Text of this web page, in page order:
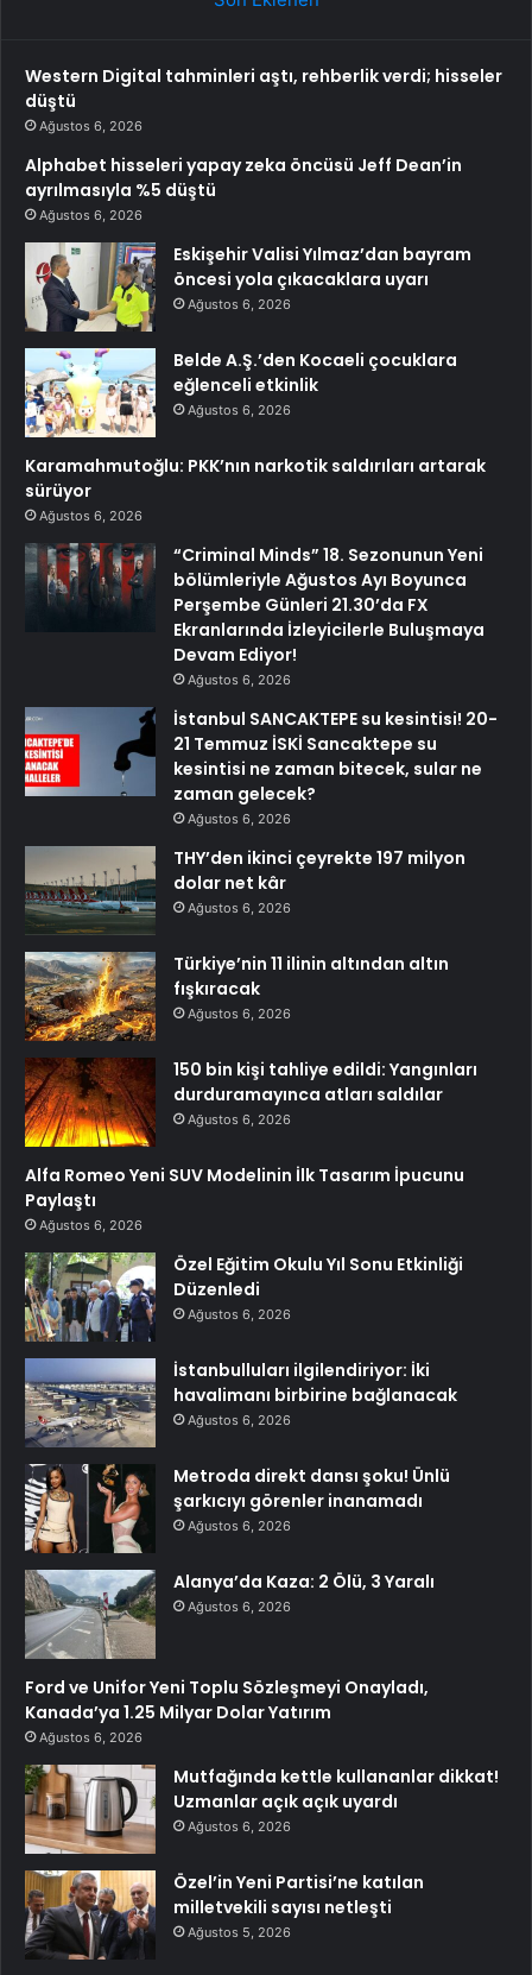
Western Digital tahminleri aştı, rehberlik verdi; hisseler
düştü
Ağustos 6, 2026
Alphabet hisseleri yapay zeka öncüsü Jeff Dean’in
ayrılmasıyla %5 düştü
Ağustos 6, 2026
Eskişehir Valisi Yılmaz’dan bayram
öncesi yola çıkacaklara uyarı
Ağustos 6, 2026
Belde A.Ş.’den Kocaeli çocuklara
eğlenceli etkinlik
Ağustos 6, 2026
Karamahmutoğlu: PKK’nın narkotik saldırıları artarak
sürüyor
Ağustos 6, 2026
“Criminal Minds” 18. Sezonunun Yeni
bölümleriyle Ağustos Ayı Boyunca
Perşembe Günleri 21.30’da FX
Ekranlarında İzleyicilerle Buluşmaya
Devam Ediyor!
Ağustos 6, 2026
İstanbul SANCAKTEPE su kesintisi! 20-
21 Temmuz İSKİ Sancaktepe su
kesintisi ne zaman bitecek, sular ne
zaman gelecek?
Ağustos 6, 2026
THY’den ikinci çeyrekte 197 milyon
dolar net kâr
Ağustos 6, 2026
Türkiye’nin 11 ilinin altından altın
fışkıracak
Ağustos 6, 2026
150 bin kişi tahliye edildi: Yangınları
durduramayınca atları saldılar
Ağustos 6, 2026
Alfa Romeo Yeni SUV Modelinin İlk Tasarım İpucunu
Paylaştı
Ağustos 6, 2026
Özel Eğitim Okulu Yıl Sonu Etkinliği
Düzenledi
Ağustos 6, 2026
İstanbulluları ilgilendiriyor: İki
havalimanı birbirine bağlanacak
Ağustos 6, 2026
Metroda direkt dansı şoku! Ünlü
şarkıcıyı görenler inanamadı
Ağustos 6, 2026
Alanya’da Kaza: 2 Ölü, 3 Yaralı
Ağustos 6, 2026
Ford ve Unifor Yeni Toplu Sözleşmeyi Onayladı,
Kanada’ya 1.25 Milyar Dolar Yatırım
Ağustos 6, 2026
Mutfağında kettle kullananlar dikkat!
Uzmanlar açık açık uyardı
Ağustos 6, 2026
Özel’in Yeni Partisi’ne katılan
milletvekili sayısı netleşti
Ağustos 5, 2026